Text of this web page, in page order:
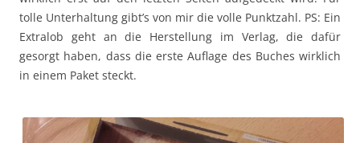
tolle Unterhaltung gibt’s von mir die volle Punktzahl. PS: Ein
Extralob geht an die Herstellung im Verlag, die dafür
gesorgt haben, dass die erste Auflage des Buches wirklich
in einem Paket steckt.